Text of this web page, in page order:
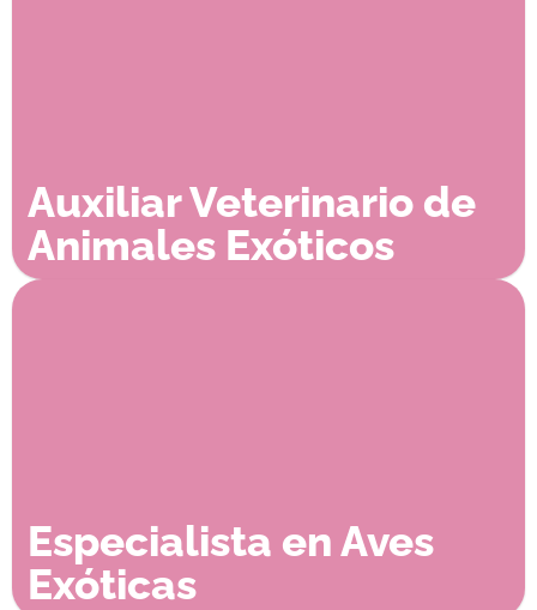
Auxiliar Veterinario de
Animales Exóticos
Especialista en Aves
Exóticas